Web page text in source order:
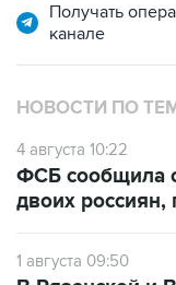
Получать
канале
НОВОСТИ ПО
4 августа 10:22
ФСБ сообщила
двоих россиян,
1 августа 09:50